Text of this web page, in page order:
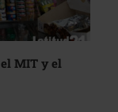
MIT y el